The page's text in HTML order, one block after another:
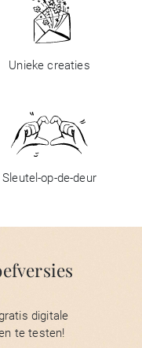
Unieke creaties
Sleutel-op-de-deur
digitale
te testen!